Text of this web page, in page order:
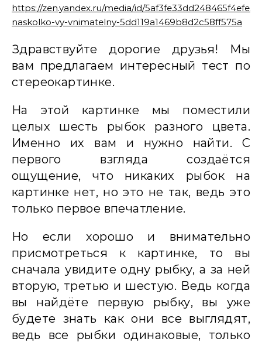
https://zen.yandex.ru/media/id/
naskolko-vy-vnimatelny-5dd119a1469b8d2c58ff575a
Здравствуйте дорогие друзья! Мы
вам предлагаем интересный тест по
стереокартинке.
На этой картинке мы поместили
целых шесть рыбок разного цвета.
Именно их вам и нужно найти. С
первого взгляда создаётся
ощущение, что никаких рыбок на
картинке нет, но это не так, ведь это
только первое впечатление.
Но если хорошо и внимательно
присмотреться к картинке, то вы
сначала увидите одну рыбку, а за ней
вторую, третью и шестую. Ведь когда
вы найдёте первую рыбку, вы уже
будете знать как они все выглядят,
ведь все рыбки одинаковые, только